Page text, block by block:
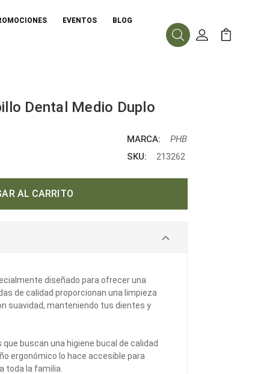
EVENTOS BLOG
BuscarMi Cuenta
Mi
Dental Medio Duplo
MARCA:
PHB
SKU:
213262
diseñado para ofrecer una
de calidad proporcionan una limpieza
suavidad, manteniendo tus dientes y
buscan una higiene bucal de calidad
ergonómico lo hace accesible para
toda la familia.